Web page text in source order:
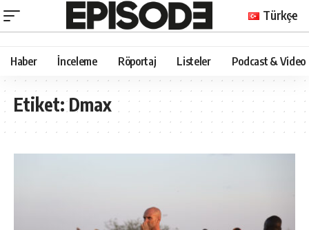
Türkçe
Haber İnceleme Röportaj Listeler Podcast & Video
Etiket:Dmax